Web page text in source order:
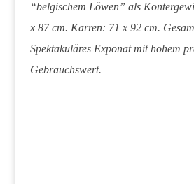
“belgischem Löwen” als
x 87 cm. Karren: 71 x 92 cm.
Spektakuläres Exponat mit hohem
Gebrauchswert.